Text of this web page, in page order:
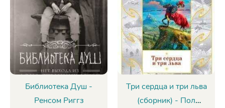
Библиотека Душ -
Ренсом Риггз
Три сердца и три льва
(сборник) - Пол